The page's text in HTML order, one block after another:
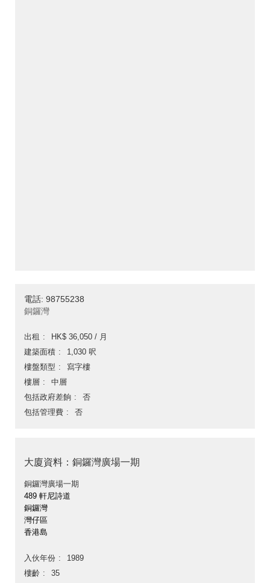
電話: 98755238
銅鑼灣
出租
HK$ 36,050 / 月
建築面積
1,030 呎
樓盤類型
寫字樓
樓層
中層
包括政府差餉
否
包括管理費
否
大廈資料：銅鑼灣廣場一期
銅鑼灣廣場一期
489 軒尼詩道
銅鑼灣
灣仔區
香港島
入伙年份
1989
樓齡
35